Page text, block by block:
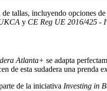
tallas, incluyendo opciones de
y CE Reg UE 2016/425 -
Atlanta+ se adapta
de esta sudadera una prenda
de la iniciativa Investing in